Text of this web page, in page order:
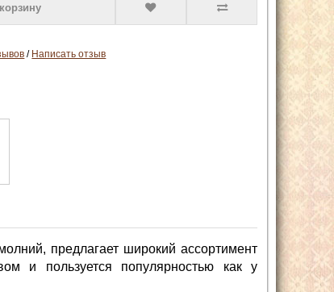
/ Написать отзыв
предлагает широкий ассортимент
и пользуется популярностью как у